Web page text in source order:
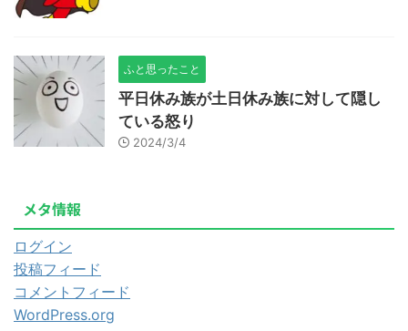
ふと思ったこと
平日休み族が土日休み族に対して隠し
ている怒り
2024/3/4
メタ情報
ログイン
投稿フィード
コメントフィード
WordPress.org